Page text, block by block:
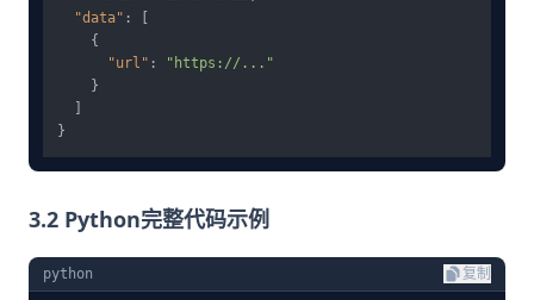
"data" :
{
"url" :
"https://..."
}
}
3.2 Python完整代码示例
python 复制